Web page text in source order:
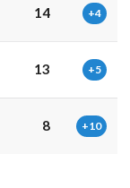
14 +4
13 +5
8 +10